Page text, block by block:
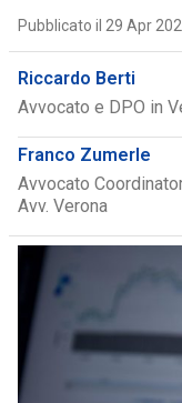
Pubblicato il 29 Apr
Riccardo Berti
Avvocato e DPO in
Franco Zumerle
Avvocato
Avv. Verona